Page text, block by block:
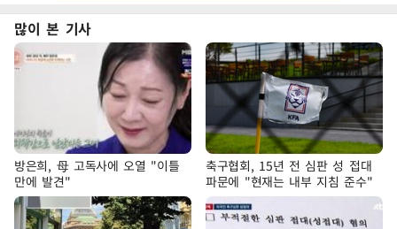
많이 본 기사
방은희, 母 고독사에 오열 "이틀
만에 발견"
축구협회, 15년 전 심판 성 접대
파문에 "현재는 내부 지침 준수"